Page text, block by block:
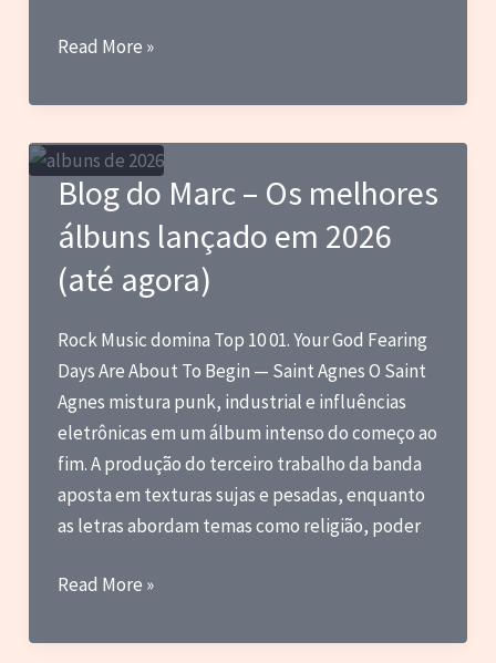
Blog
Marc
–
Adeus
ao
eterno
Jaspion
+
episódios
favoritos
Read More »
Blog do Marc – Os melhores
álbuns lançado em 2026
(até agora)
Rock Music domina Top 10 01. Your God Fearing
Days Are About To Begin — Saint Agnes O Saint
Agnes mistura punk, industrial e influências
eletrônicas em um álbum intenso do começo ao
fim. A produção do terceiro trabalho da banda
aposta em texturas sujas e pesadas, enquanto
as letras abordam temas como religião, poder
Blog
Marc
Read More »